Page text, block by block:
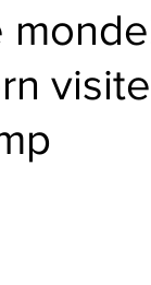
visite